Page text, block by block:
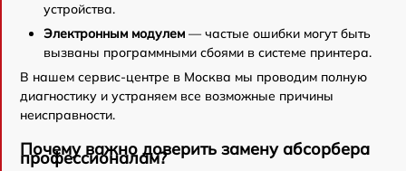
устройства.
Электронным модулем — частые ошибки могут быть
вызваны программными сбоями в системе принтера.
В нашем сервис-центре в Москва мы проводим полную
диагностику и устраняем все возможные причины
неисправности.
Почему важно доверить замену абсорбера
профессионалам?